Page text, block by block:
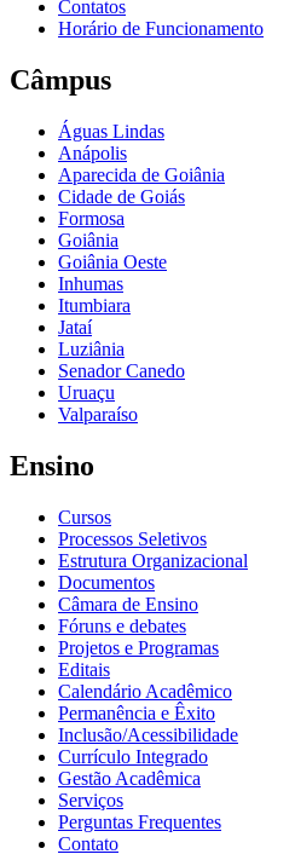
Contatos
Horário de Funcionamento
Câmpus
Águas Lindas
Anápolis
Aparecida de Goiânia
Cidade de Goiás
Formosa
Goiânia
Goiânia Oeste
Inhumas
Itumbiara
Jataí
Luziânia
Senador Canedo
Uruaçu
Valparaíso
Ensino
Cursos
Processos Seletivos
Estrutura Organizacional
Documentos
Câmara de Ensino
Fóruns e debates
Projetos e Programas
Editais
Calendário Acadêmico
Permanência e Êxito
Inclusão/Acessibilidade
Currículo Integrado
Gestão Acadêmica
Serviços
Perguntas Frequentes
Contato